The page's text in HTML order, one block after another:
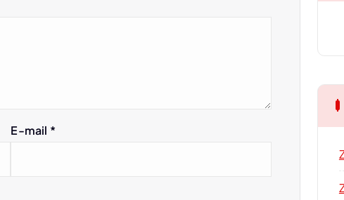
E-mail *